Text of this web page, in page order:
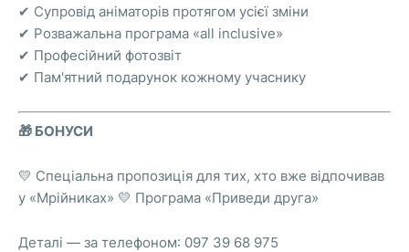
✔ Супровід аніматорів протягом усієї зміни
✔ Розважальна програма «all inclusive»
✔ Професійний фотозвіт
✔ Пам'ятний подарунок кожному учаснику
🎁 БОНУСИ
💛 Спеціальна пропозиція для тих, хто вже відпочивав
у «Мрійниках» 💛 Програма «Приведи друга»
Деталі — за телефоном: 097 39 68 975